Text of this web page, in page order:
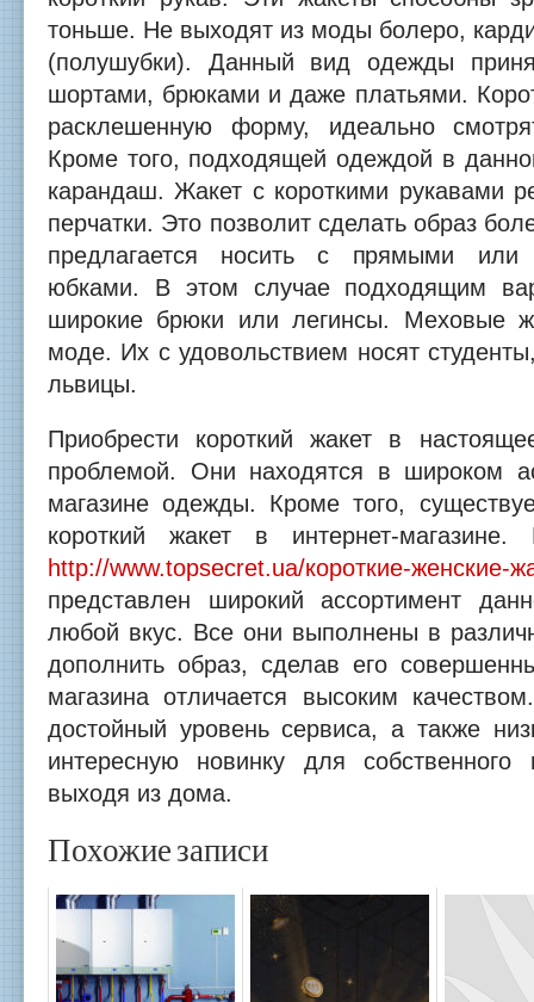
тоньше. Не выходят из моды болеро,
(полушубки). Данный вид одежды
шортами, брюками и даже платьями.
расклешенную форму, идеально
Кроме того, подходящей одеждой в
карандаш. Жакет с короткими рукавами
перчатки. Это позволит сделать образ
предлагается носить с прямыми
юбками. В этом случае подходящим
широкие брюки или легинсы. Меховые
моде. Их с удовольствием носят
львицы.
Приобрести короткий жакет в
проблемой. Они находятся в широком
магазине одежды. Кроме того,
короткий жакет в интернет-
http://www.topsecret.ua/короткие-женские-
представлен широкий ассортимент
любой вкус. Все они выполнены в
дополнить образ, сделав его
магазина отличается высоким
достойный уровень сервиса, а также
интересную новинку для
выходя из дома.
Похожие записи